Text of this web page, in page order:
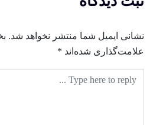
نشانی ایمیل شما منتشر نخواهد شد.
علامت‌گذاری شده‌اند *
متن